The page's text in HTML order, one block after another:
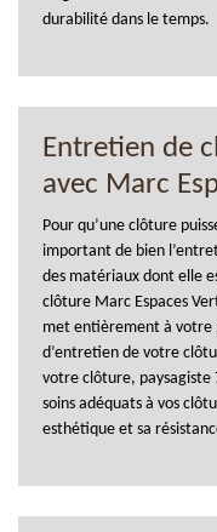
durabilité dans le temps.
Entretien de
avec Marc
Pour qu’une clôture
important de bien
des matériaux dont elle
clôture Marc Espaces
met entièrement à votre
d’entretien de votre
votre clôture, paysagiste
soins adéquats à vos
esthétique et sa